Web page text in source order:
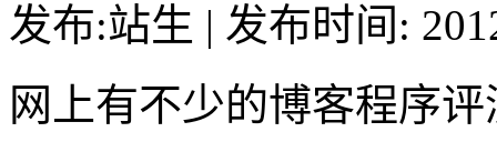
发布:站生 | 发布时间:
网上有不少的博客程序